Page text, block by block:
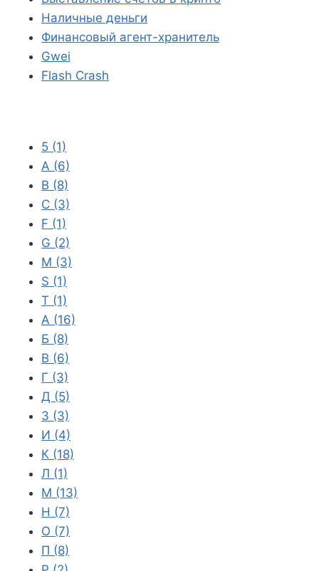
Наличные деньги
Финансовый агент-хранитель
Gwei
Flash Crash
5 (1)
A (6)
B (8)
C (3)
F (1)
G (2)
M (3)
S (1)
T (1)
А (16)
Б (8)
В (6)
Г (3)
Д (5)
З (3)
И (4)
К (18)
Л (1)
М (13)
Н (7)
О (7)
П (8)